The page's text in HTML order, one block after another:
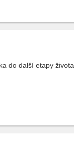
do další etapy života.